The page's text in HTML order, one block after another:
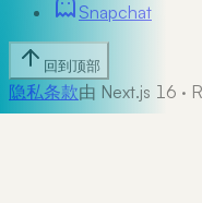
Snapchat
回到顶部
隐私条款由 Next.js 16 ·